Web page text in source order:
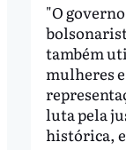
"O governo
também
mulheres
luta pela
histórica, e